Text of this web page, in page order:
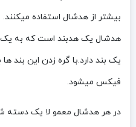
بیشتر از هدشال استفاده میکنند.
هدشال یک هدبند است که به
یک بند دارد.با گره زدن این بند
فیکس میشود.
در هر هدشال معمو لا یک دسته